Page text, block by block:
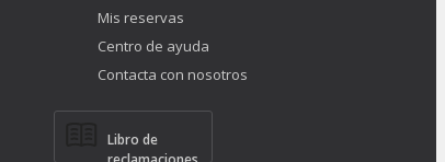
Mis reservas
Centro de ayuda
Contacta con nosotros
Libro de